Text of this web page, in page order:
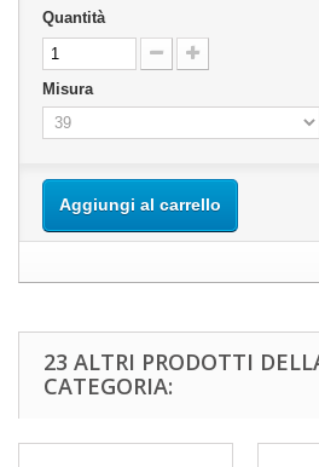
Quantità
Misura
Aggiungi al carrello
23 ALTRI PRODOTTI
CATEGORIA: